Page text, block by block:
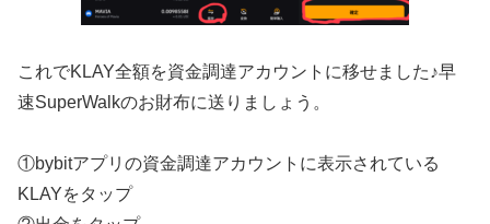
これでKLAY全額を資金調達アカウントに移せました♪早
速SuperWalkのお財布に送りましょう。
①bybitアプリの資金調達アカウントに表示されている
KLAYをタップ